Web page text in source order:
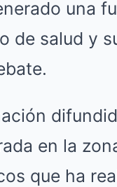
una
de salud y
en la
que ha